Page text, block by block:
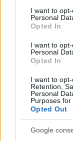
consent section.
I want to
Personal
Opted In
I want to
Personal
Opted In
I want to
Retention,
Personal
Purposes for
Opted Out
Google
Precedente
città al
ore perse
traffico
Acilia